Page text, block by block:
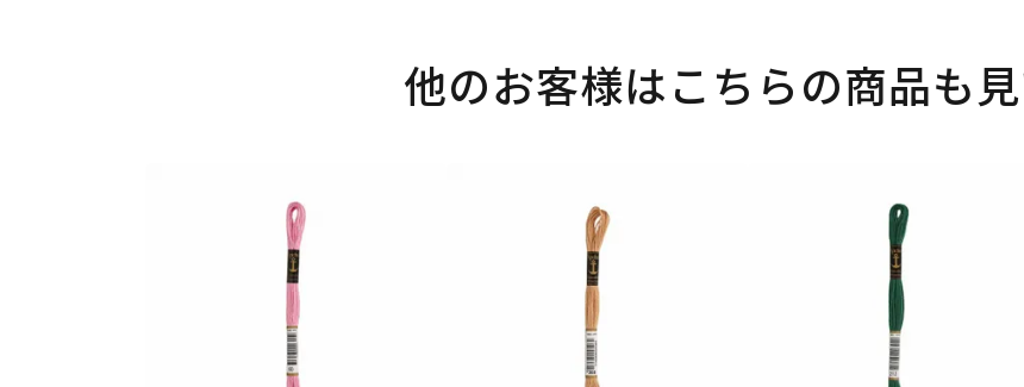
他のお客様はこちらの商品も